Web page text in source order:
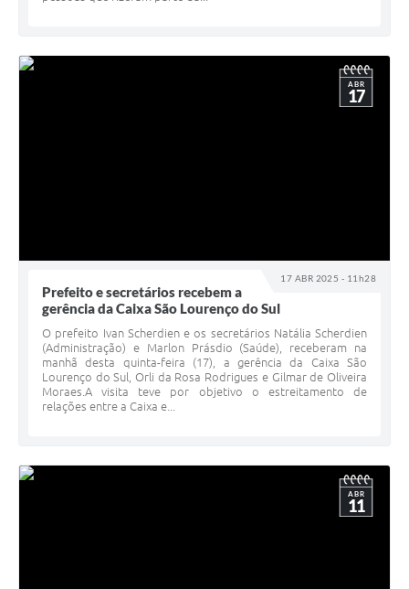
17 ABR 2025 - 11h28
ABR
17
Prefeito e secretários recebem a
gerência da Caixa São Lourenço do Sul
O prefeito Ivan Scherdien e os secretários Natália Scherdien
(Administração) e Marlon Prásdio (Saúde), receberam na
manhã desta quinta-feira (17), a gerência da Caixa São
Lourenço do Sul, Orli da Rosa Rodrigues e Gilmar de Oliveira
Moraes.A visita teve por objetivo o estreitamento de
relações entre a Caixa e...
ABR
11